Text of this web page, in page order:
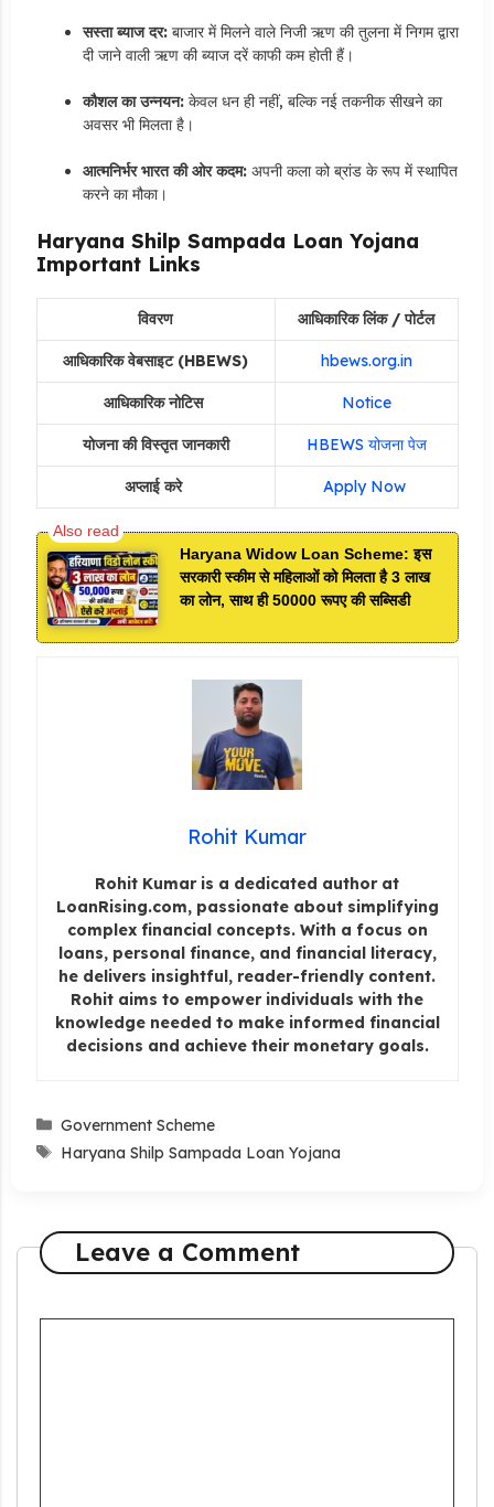
सस्ता ब्याज दर:बाजार में मिलने वाले निजी ऋण की तुलना में निगम द्वारा
दी जाने वाली ऋण की ब्याज दरें काफी कम होती हैं।
कौशल का उन्नयन:केवल धन ही नहीं, बल्कि नई तकनीक सीखने का
अवसर भी मिलता है।
आत्मनिर्भर भारत की ओर कदम:अपनी कला को ब्रांड के रूप में स्थापित
करने का मौका।
Haryana Shilp Sampada Loan Yojana
Important Links
विवरण आधिकारिक लिंक / पोर्टल
आधिकारिक वेबसाइट (HBEWS) hbews.org.in
आधिकारिक नोटिस Notice
योजना की विस्तृत जानकारी HBEWS योजना पेज
अप्लाई करे Apply Now
Haryana Widow Loan Scheme: इस
सरकारी स्कीम से महिलाओं को मिलता है 3 लाख
का लोन, साथ ही 50000 रूपए की सब्सिडी
Rohit Kumar
Rohit Kumar is a dedicated author at
LoanRising.com, passionate about simplifying
complex financial concepts. With a focus on
loans, personal finance, and financial literacy,
he delivers insightful, reader-friendly content.
Rohit aims to empower individuals with the
knowledge needed to make informed financial
decisions and achieve their monetary goals.
Categories
Government Scheme
Tags
Haryana Shilp Sampada Loan Yojana
Leave a Comment